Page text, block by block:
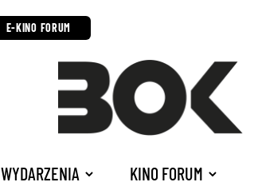
E-KINO FORUM
WYDARZENIA KINO FORUM